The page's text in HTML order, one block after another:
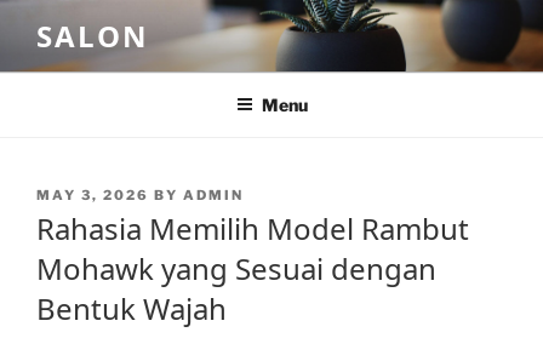
content
SALON
Menu
POSTED
MAY 3, 2026 BY ADMIN
Rahasia Memilih Model Rambut
Mohawk yang Sesuai dengan
Bentuk Wajah